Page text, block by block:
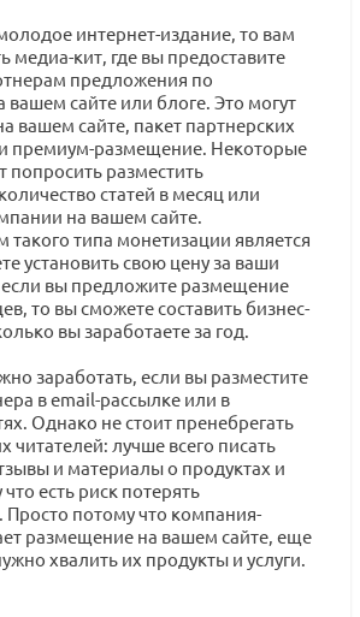
интернет-издание, то вам
медиа-кит, где вы предоставите
предложения по
сайте или блоге. Это могут
вашем сайте, пакет партнерских
премиум-размещение. Некоторые
попросить разместить
статей в месяц или
на вашем сайте.
типа монетизации является
установить свою цену за ваши
если вы предложите размещение
то вы сможете составить бизнес-
вы заработаете за год.
заработать, если вы разместите
в email-рассылке или в
Однако не стоит пренебрегать
читателей: лучше всего писать
и материалы о продуктах и
есть риск потерять
Просто потому что компания-
размещение на вашем сайте, еще
хвалить их продукты и услуги.